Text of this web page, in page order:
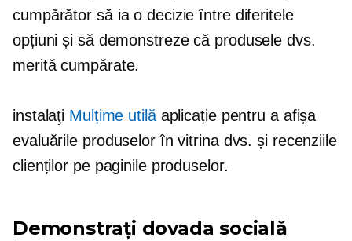
cumpărător să ia o decizie între diferitele
opțiuni și să demonstreze că produsele dvs.
merită cumpărate.
instalaţi Mulțime utilăaplicație pentru a afișa
evaluările produselor în vitrina dvs. și recenziile
clienților pe paginile produselor.
Demonstrați dovada socială